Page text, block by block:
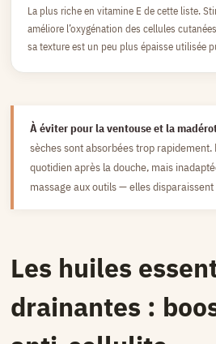
La plus riche en vitamine E de cette liste.
améliore l’oxygénation des cellules
sa texture est un peu plus épaisse utilisée
À éviter pour la ventouse et la
sèches sont absorbées trop rapidement.
quotidien après la douche, mais
massage aux outils — elles
Les huiles
drainantes :